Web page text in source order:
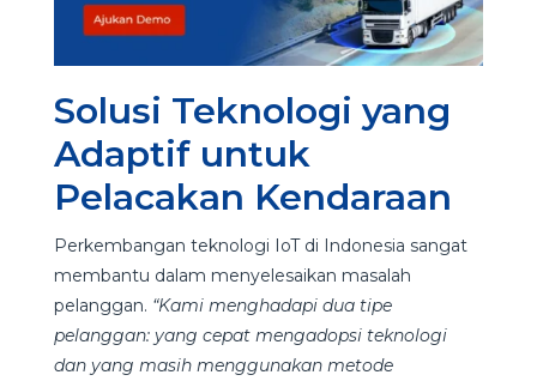
Solusi Teknologi yang
Adaptif untuk
Pelacakan Kendaraan
Perkembangan teknologi IoT di Indonesia sangat
membantu dalam menyelesaikan masalah
pelanggan. “Kami menghadapi dua tipe
pelanggan: yang cepat mengadopsi teknologi
dan yang masih menggunakan metode